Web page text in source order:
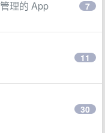
理的 App 7
11
30